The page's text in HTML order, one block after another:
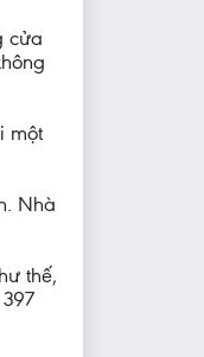
cửa
một
Nhà
thế,